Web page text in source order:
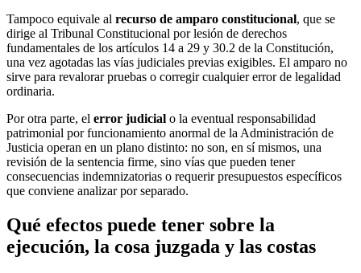
Tampoco equivale al recurso de amparo constitucional, que se
dirige al Tribunal Constitucional por lesión de derechos
fundamentales de los artículos 14 a 29 y 30.2 de la Constitución,
una vez agotadas las vías judiciales previas exigibles. El amparo no
sirve para revalorar pruebas o corregir cualquier error de legalidad
ordinaria.
Por otra parte, el error judicial o la eventual responsabilidad
patrimonial por funcionamiento anormal de la Administración de
Justicia operan en un plano distinto: no son, en sí mismos, una
revisión de la sentencia firme, sino vías que pueden tener
consecuencias indemnizatorias o requerir presupuestos específicos
que conviene analizar por separado.
Qué efectos puede tener sobre la
ejecución, la cosa juzgada y las costas